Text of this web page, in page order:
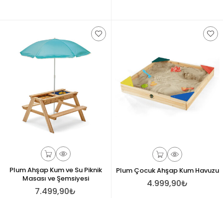
Plum Ahşap Kum ve Su Piknik
Masası ve Şemsiyesi
7.499,90₺
Plum Çocuk Ahşap Kum Havuzu
4.999,90₺